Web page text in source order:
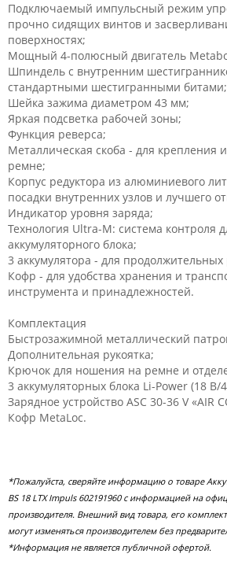
Подключаемый импульсный режим
прочно сидящих винтов и
поверхностях;
Мощный 4-полюсный двигатель
Шпиндель с внутренним
стандартными шестигранными битами;
Шейка зажима диаметром 43 мм;
Яркая подсветка рабочей зоны;
Функция реверса;
Металлическая скоба - для крепления
ремне;
Корпус редуктора из алюминиевого
посадки внутренних узлов и лучшего
Индикатор уровня заряда;
Технология Ultra-M: система
аккумуляторного блока;
3 аккумулятора - для продолжительных
Кофр - для удобства хранения и
инструмента и принадлежностей.
Комплектация
Быстрозажимной металлический
Дополнительная рукоятка;
Крючок для ношения на ремне и
3 аккумуляторных блока Li-Power (18 В/
Зарядное устройство ASC 30-36 V «AIR
Кофр MetaLoc.
*Пожалуйста, сверяйте информацию о товаре
BS 18 LTX Impuls 602191960 с информацией на
производителя. Внешний вид товара, его
могут изменяться производителем без
*Информация не является публичной офертой.